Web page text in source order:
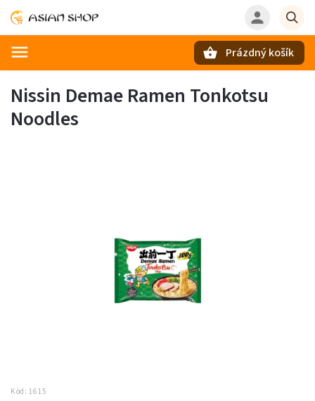
Prázdný košík
Nissin Demae Ramen Tonkotsu
Noodles
Kód: 1615